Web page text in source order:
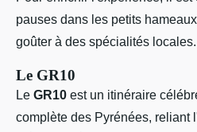
pauses dans les petits
goûter à des spécialités locales.
Le GR10
Le GR10 est un itinéraire
complète des Pyrénées, reliant